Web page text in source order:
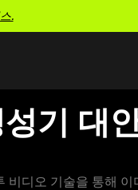
.
기 대
디오 기술을 통해 이